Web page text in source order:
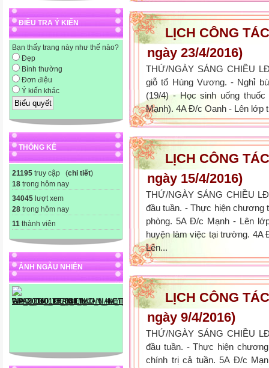
ĐIỀU TRA Ý KIẾN
Bạn thấy trang này như thế nào?
Đẹp
Bình thường
Đơn điệu
Ý kiến khác
THỐNG KÊ
21195 truy cập (chi tiết)
18 trong hôm nay
34045 lượt xem
28 trong hôm nay
11 thành viên
ẢNH NGẪU NHIÊN
LỊCH CÔNG
ngày 23/4/2016)
THỨ/NGÀY SÁNG CHIỀU
giỗ tổ Hùng Vương. - Nghỉ
(19/4) - Học sinh uống
Mạnh). 4A Đ/c Oanh - Lên lớp
LỊCH CÔNG
ngày 15/4/2016)
THỨ/NGÀY SÁNG CHIỀU
đầu tuần. - Thực hiện
phòng. 5A Đ/c Mạnh - Lên
huyện làm việc tại trường. 4A
Lên...
LỊCH CÔNG
ngày 9/4/2016)
THỨ/NGÀY SÁNG CHIỀU
đầu tuần. - Thực hiện
chính trị cả tuần. 5A Đ/c